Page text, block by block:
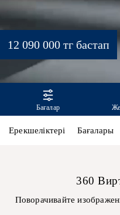
TUCSON
12 090 000 тг бастап
Бағалар
Ерекшеліктері Бағалары
360
Поворачивайте